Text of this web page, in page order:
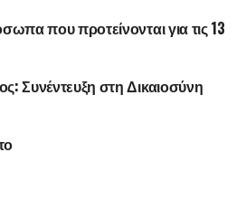
που προτείνονται για τις 13
Συνέντευξη στη Δικαιοσύνη